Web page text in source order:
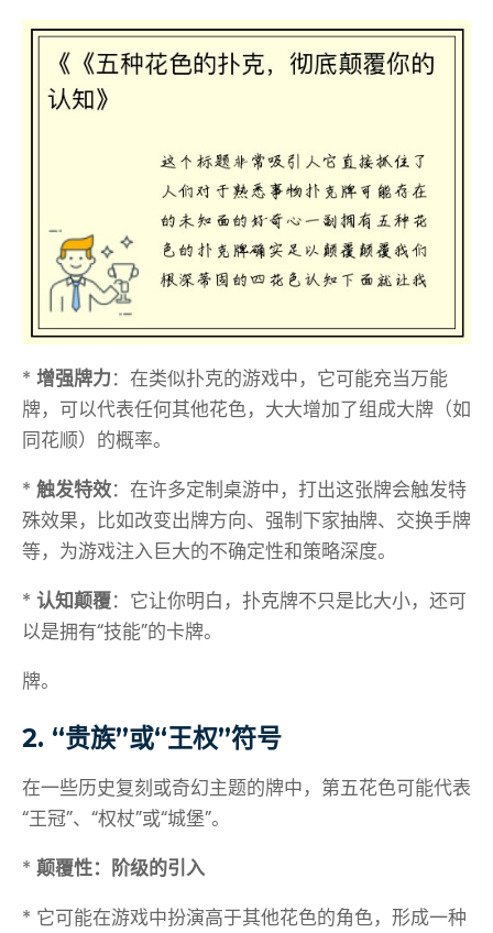
* 增强牌力：在类似扑克的游戏中，它可能充当万能
牌，可以代表任何其他花色，大大增加了组成大牌（如
同花顺）的概率。
* 触发特效：在许多定制桌游中，打出这张牌会触发特
殊效果，比如改变出牌方向、强制下家抽牌、交换手牌
等，为游戏注入巨大的不确定性和策略深度。
* 认知颠覆：它让你明白，扑克牌不只是比大小，还可
以是拥有“技能”的卡牌。
牌。
2. “贵族”或“王权”符号
在一些历史复刻或奇幻主题的牌中，第五花色可能代表
“王冠”、“权杖”或“城堡”。
* 颠覆性：阶级的引入
* 它可能在游戏中扮演高于其他花色的角色，形成一种